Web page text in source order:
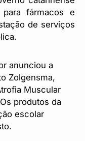
fármacos e
de serviços
anunciou a
Zolgensma,
Muscular
produtos da
escolar